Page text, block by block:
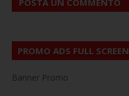
PROMO ADS FULL SCREEN
Banner Promo